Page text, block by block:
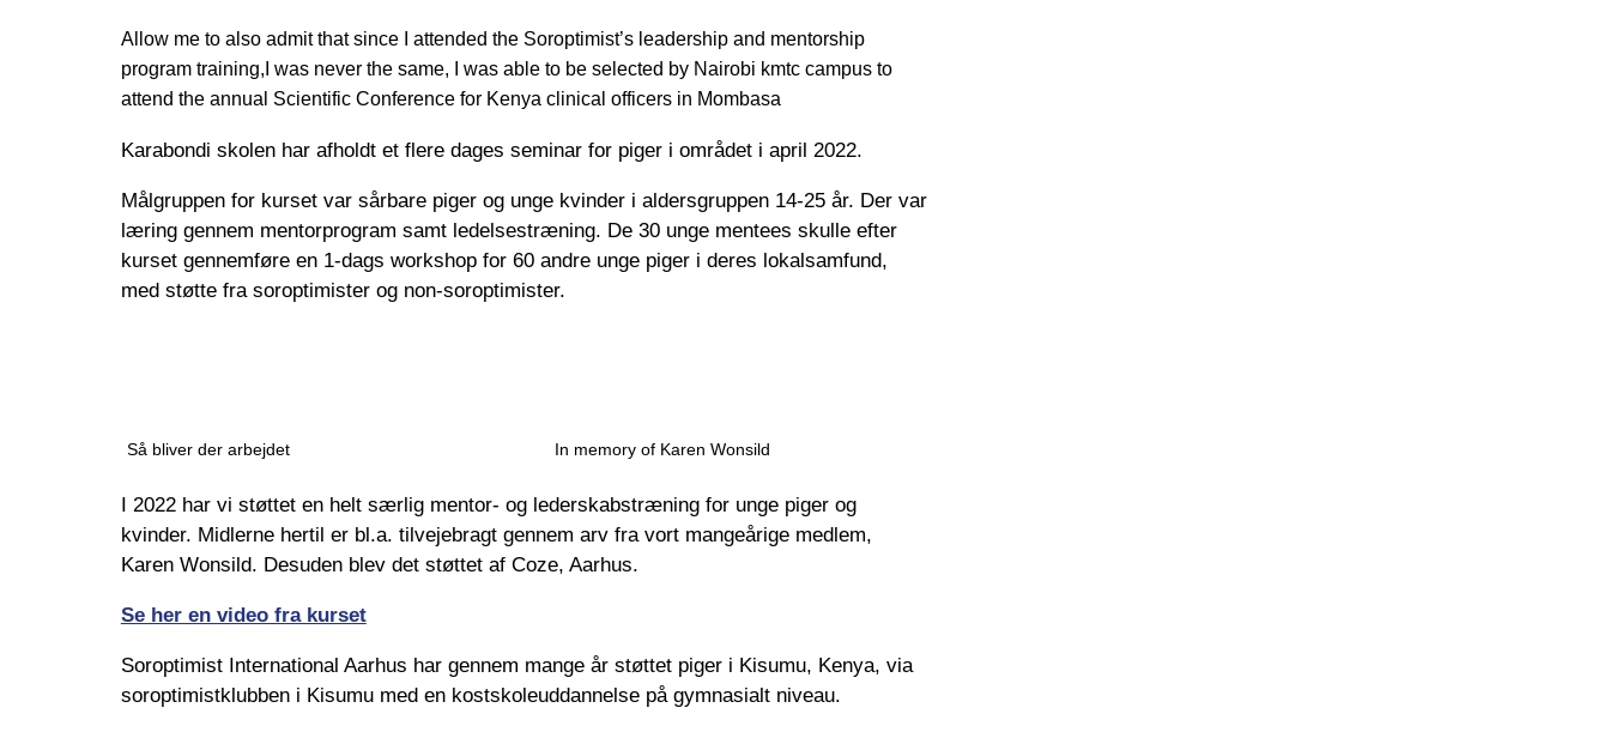
Allow me to also admit that since I attended the Soroptimist’s leadership and mentorship
program training,I was never the same, I was able to be selected by Nairobi kmtc campus to
attend the annual Scientific Conference for Kenya clinical officers in Mombasa
Karabondi skolen har afholdt et flere dages seminar for piger i området i april 2022.
Målgruppen for kurset var sårbare piger og unge kvinder i aldersgruppen 14-25 år. Der var
læring gennem mentorprogram samt ledelsestræning. De 30 unge mentees skulle efter
kurset gennemføre en 1-dags workshop for 60 andre unge piger i deres lokalsamfund,
med støtte fra soroptimister og non-soroptimister.
Så bliver der arbejdet In memory of Karen Wonsild
I 2022 har vi støttet en helt særlig mentor- og lederskabstræning for unge piger og
kvinder. Midlerne hertil er bl.a. tilvejebragt gennem arv fra vort mangeårige medlem,
Karen Wonsild. Desuden blev det støttet af Coze, Aarhus.
Se her en video fra kurset
Soroptimist International Aarhus har gennem mange år støttet piger i Kisumu, Kenya, via
soroptimistklubben i Kisumu med en kostskoleuddannelse på gymnasialt niveau.